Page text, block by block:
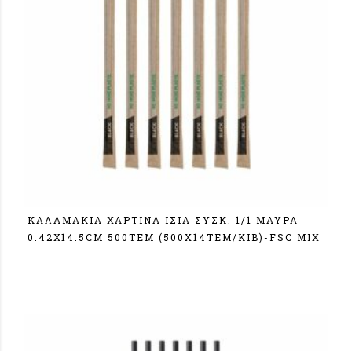
ΚΑΛΑΜΑΚΙΑ ΧΑΡΤΙΝΑ ΙΣΙΑ ΣΥΣΚ. 1/1 ΜΑΥΡΑ
0.42Χ14.5CM 500TEM (500X14TEM/KIB)-FSC MIX